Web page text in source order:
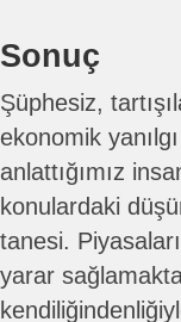
Sonuç
Şüphesiz,
ekonomik
anlattığımız
konulardaki
tanesi.
yarar